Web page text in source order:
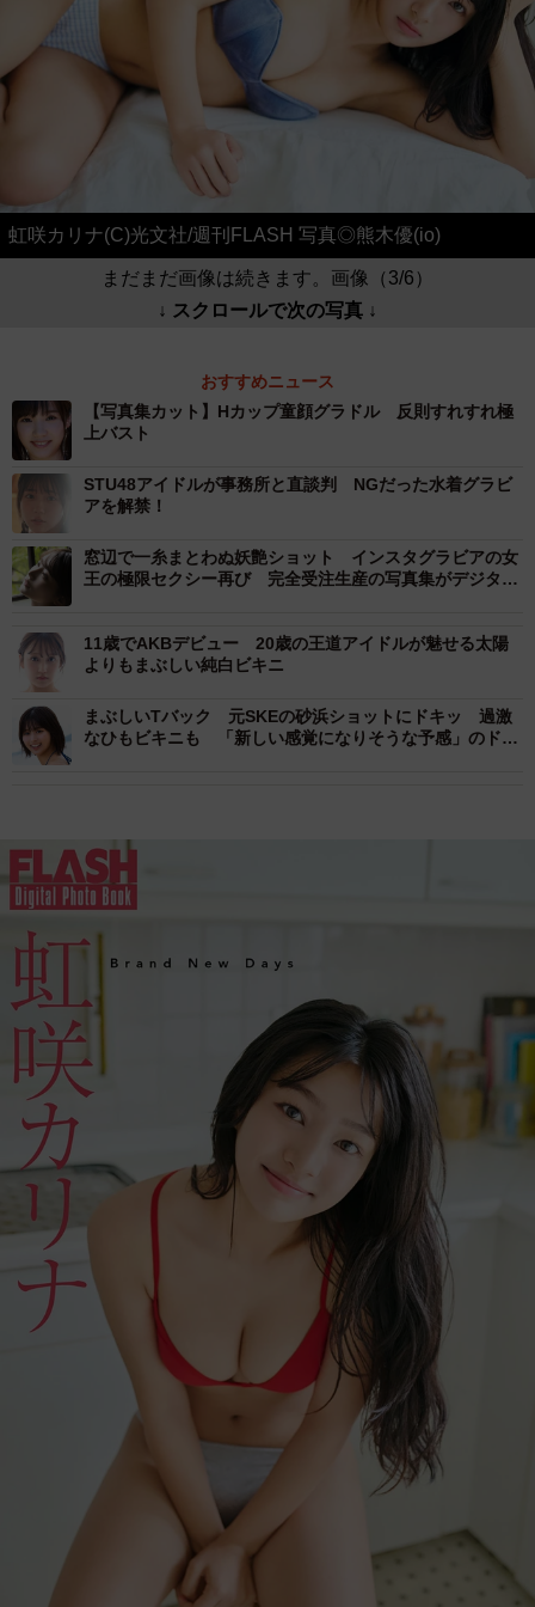
虹咲カリナ(C)光文社/週刊FLASH 写真◎熊木優(io)
まだまだ画像は続きます。画像（3/6）
↓ スクロールで次の写真 ↓
おすすめニュース
【写真集カット】Hカップ童顔グラドル 反則すれすれ極
上バスト
STU48アイドルが事務所と直談判 NGだった水着グラビ
アを解禁！
窓辺で一糸まとわぬ妖艶ショット インスタグラビアの女
王の極限セクシー再び 完全受注生産の写真集がデジタル
11歳でAKBデビュー 20歳の王道アイドルが魅せる太陽
よりもまぶしい純白ビキニ
まぶしいTバック 元SKEの砂浜ショットにドキッ 過激
なひもビキニも 「新しい感覚になりそうな予感」のドラ